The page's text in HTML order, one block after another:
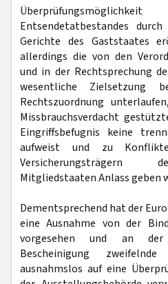
Entsendetatbestandes
Gerichte des Gaststaates
allerdings die von den
und in der Rechtsprechung
wesentliche Zielsetzung
Rechtszuordnung
Missbrauchsverdacht
Eingriffsbefugnis keine
aufweist und zu
Versicherungsträgern
Mitgliedstaaten Anlass geben
Dementsprechend hat der
eine Ausnahme von der
vorgesehen und an
Bescheinigung zweifelnde
ausnahmslos auf eine